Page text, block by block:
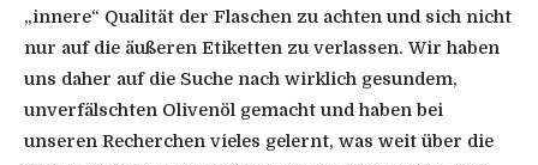
„innere“ Qualität der Flaschen zu achten und sich nicht
nur auf die äußeren Etiketten zu verlassen. Wir haben
uns daher auf die Suche nach wirklich gesundem,
unverfälschten Olivenöl gemacht und haben bei
unseren Recherchen vieles gelernt, was weit über die